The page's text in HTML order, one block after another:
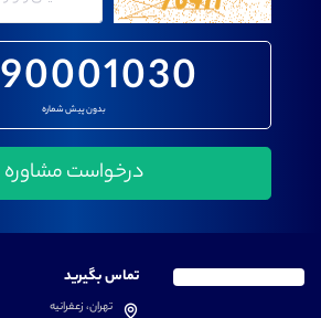
90001030
بدون پیش شماره
تماس بگیرید
تهران، زعفرانیه